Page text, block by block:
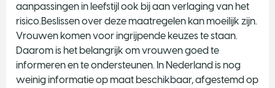
aanpassingen in leefstijl ook bij aan verlaging van het
risico.Beslissen over deze maatregelen kan moeilijk zijn.
Vrouwen komen voor ingrijpende keuzes te staan.
Daarom is het belangrijk om vrouwen goed te
informeren en te ondersteunen. In Nederland is nog
weinig informatie op maat beschikbaar, afgestemd op